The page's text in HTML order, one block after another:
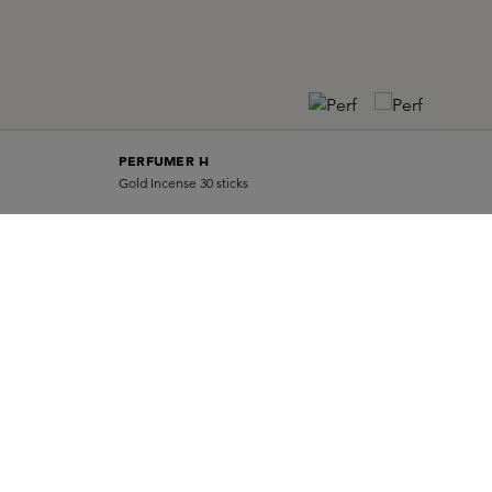
PERFUMER H
Gold Incense 30 sticks